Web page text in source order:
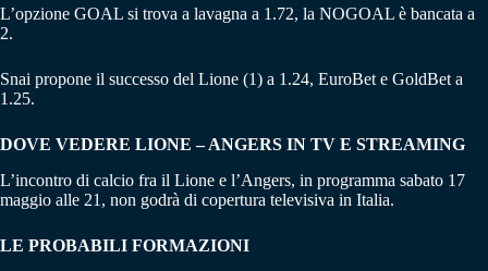
L’opzione GOAL si trova a lavagna a 1.72, la NOGOAL è bancata a
2.
Snai propone il successo del Lione (1) a 1.24, EuroBet e GoldBet a
1.25.
DOVE VEDERE LIONE – ANGERS IN TV E STREAMING
L’incontro di calcio fra il Lione e l’Angers, in programma sabato 17
maggio alle 21, non godrà di copertura televisiva in Italia.
LE PROBABILI FORMAZIONI